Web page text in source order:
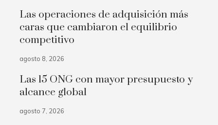
Las operaciones de adquisición más
caras que cambiaron el equilibrio
competitivo
agosto 8, 2026
Las 15 ONG con mayor presupuesto y
alcance global
agosto 7, 2026